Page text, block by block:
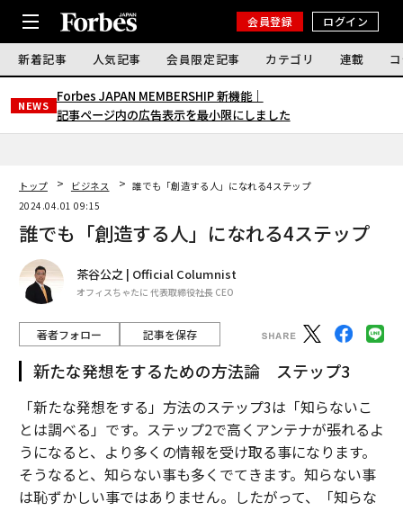
会員登録 ログイン
新着記事 人気記事 会員限定記事 カテゴリ 連載
NEWS
Forbes JAPAN MEMBERSHIP 新機能｜
記事ページ内の広告表示を最小限にしました
トップ ビジネス
誰でも「創造する人」になれる4ステップ
2024.04.01 09:15
誰でも「創造する人」になれる4ステップ
茶谷公之 | Official Columnist
オフィスちゃたに 代表取締役社長 CEO
著者フォロー 記事を保存
新たな発想をするための方法論 ステップ3
「新たな発想をする」方法のステップ3は「知らないこ
とは調べる」です。ステップ2で高くアンテナが張れるよ
うになると、より多くの情報を受け取る事になります。
そうなると、知らない事も多くでてきます。知らない事
は恥ずかしい事ではありません。したがって、「知らな